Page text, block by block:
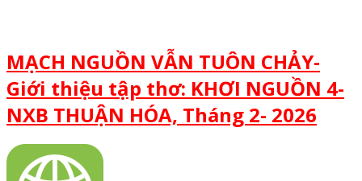
MẠCH NGUỒN VẪN TUÔN CHẢY-
Giới thiệu tập thơ: KHƠI NGUỒN 4-
NXB THUẬN HÓA, Tháng 2- 2026